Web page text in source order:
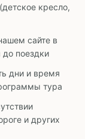
кресло,
сайте в
поездки
дни и время
тура
и других